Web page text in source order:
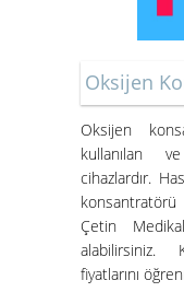
Oksijen
Oksijen
kullanılan
cihazlardır.
Çetin
alabilirsiniz.
fiyatlarını